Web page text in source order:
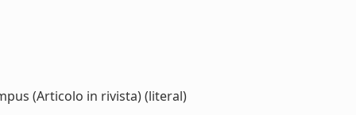
(Articolo in rivista) (literal)